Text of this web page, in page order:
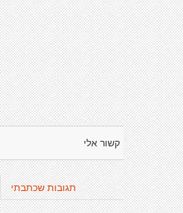
קשור אלי
תגובות שכתבתי